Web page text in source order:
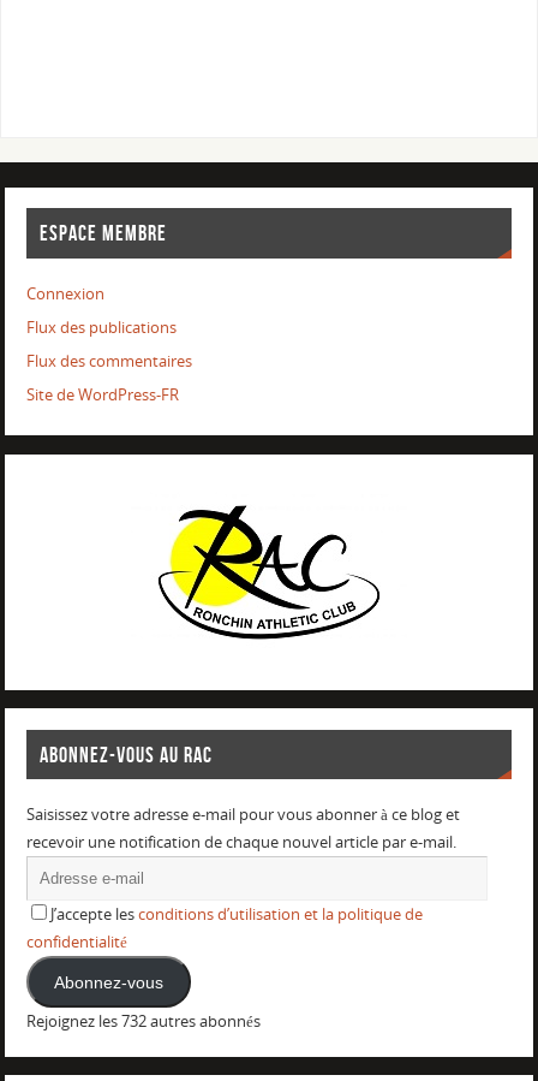
ESPACE MEMBRE
Connexion
Flux des publications
Flux des commentaires
Site de WordPress-FR
ABONNEZ-VOUS AU RAC
Saisissez votre adresse e-mail pour vous abonner à ce blog et
recevoir une notification de chaque nouvel article par e-mail.
J’accepte lesconditions d’utilisation et la politique de
confidentialité
Abonnez-vous
Rejoignez les 732 autres abonnés